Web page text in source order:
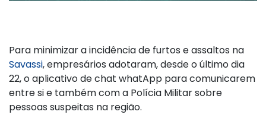
Para minimizar a incidência de furtos e assaltos na
Savassi, empresários adotaram, desde o último dia
22, o aplicativo de chat whatApp para comunicarem
entre si e também com a Polícia Militar sobre
pessoas suspeitas na região.